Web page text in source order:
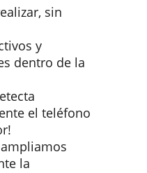
sin
y
dentro de la
el teléfono
la